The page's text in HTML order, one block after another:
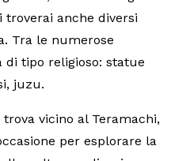
troverai anche diversi
Tra le numerose
tipo religioso: statue
juzu.
vicino al Teramachi,
per esplorare la